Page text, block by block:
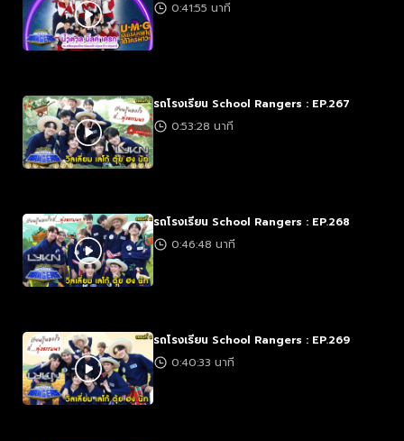
0:41:55 นาที
รถโรงเรียน School Rangers : EP.267
0:53:28 นาที
รถโรงเรียน School Rangers : EP.268
0:46:48 นาที
รถโรงเรียน School Rangers : EP.269
0:40:33 นาที